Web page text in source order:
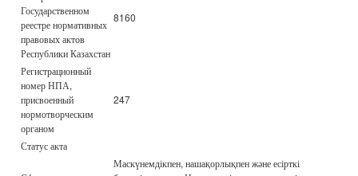
Государственном
реестре нормативных
правовых актов
Республики Казахстан
8160
Регистрационный
номер НПА,
присвоенный
нормотворческим
органом
247
Статус акта
Маскүнемдікпен, нашақорлықпен және есірткі